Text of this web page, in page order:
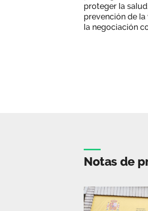
proteger la
prevención de
la negociación
Notas de